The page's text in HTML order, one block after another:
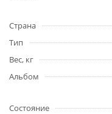
Страна
Тип
Вес, кг
Альбом
Состояние